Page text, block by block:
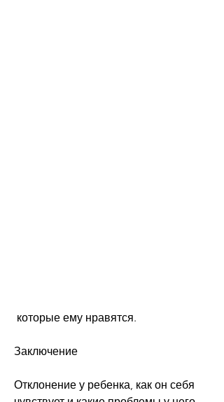
которые ему нравятся.
Заключение
Отклонение у ребенка, как он себя